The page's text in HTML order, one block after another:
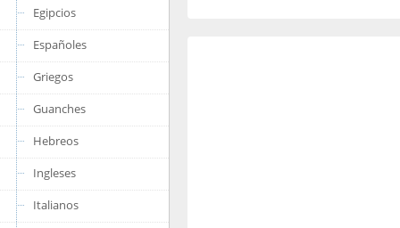
Egipcios
Españoles
Griegos
Guanches
Hebreos
Ingleses
Italianos